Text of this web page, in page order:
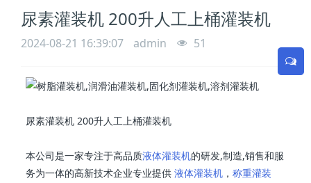
尿素灌装机 200升人工上桶灌装机
2024-08-21 16:39:07 admin 51
尿素灌装机 200升人工上桶灌装机
本公司是一家专注于高品质液体灌装机的研发,制造,销售和服
务为一体的高新技术企业专业提供液体灌装机 ，称重灌装